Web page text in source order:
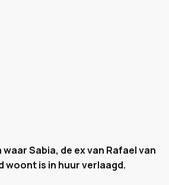
waar Sabia, de ex van Rafael van
woont is in huur verlaagd.